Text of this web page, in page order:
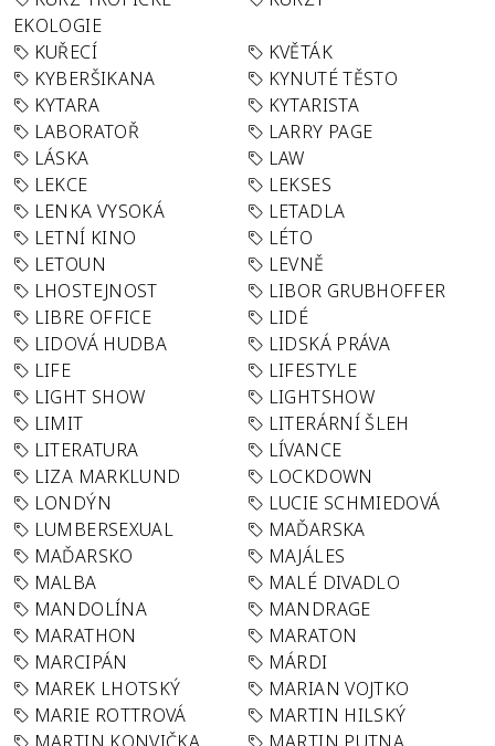
EKOLOGIE
KUŘECÍ
KVĚTÁK
KYBERŠIKANA
KYNUTÉ TĚSTO
KYTARA
KYTARISTA
LABORATOŘ
LARRY PAGE
LÁSKA
LAW
LEKCE
LEKSES
LENKA VYSOKÁ
LETADLA
LETNÍ KINO
LÉTO
LETOUN
LEVNĚ
LHOSTEJNOST
LIBOR GRUBHOFFER
LIBRE OFFICE
LIDÉ
LIDOVÁ HUDBA
LIDSKÁ PRÁVA
LIFE
LIFESTYLE
LIGHT SHOW
LIGHTSHOW
LIMIT
LITERÁRNÍ ŠLEH
LITERATURA
LÍVANCE
LIZA MARKLUND
LOCKDOWN
LONDÝN
LUCIE SCHMIEDOVÁ
LUMBERSEXUAL
MAĎARSKA
MAĎARSKO
MAJÁLES
MALBA
MALÉ DIVADLO
MANDOLÍNA
MANDRAGE
MARATHON
MARATON
MARCIPÁN
MÁRDI
MAREK LHOTSKÝ
MARIAN VOJTKO
MARIE ROTTROVÁ
MARTIN HILSKÝ